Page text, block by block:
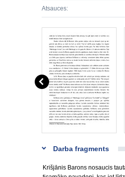
Atsauces:
Darba fragments
Krišjānis Barons nosaucis